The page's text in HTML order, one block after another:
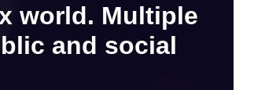
world. Multiple
and social